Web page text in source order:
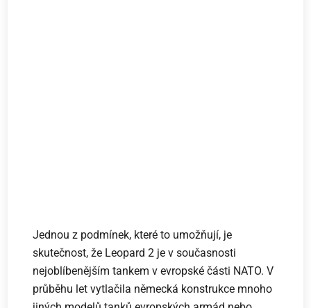
Jednou z podmínek, které to umožňují, je
skutečnost, že Leopard 2 je v současnosti
nejoblíbenějším tankem v evropské části NATO. V
průběhu let vytlačila německá konstrukce mnoho